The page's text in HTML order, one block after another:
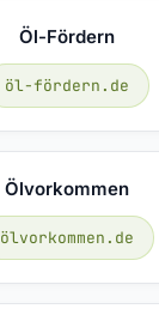
Öl-Fördern
öl-fördern.de
Ölvorkommen
ölvorkommen.de